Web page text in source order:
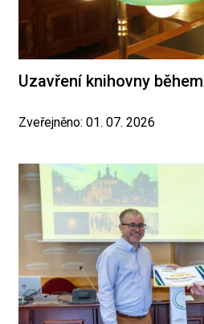
Uzavření knihovny
Zveřejněno: 01. 07. 2026